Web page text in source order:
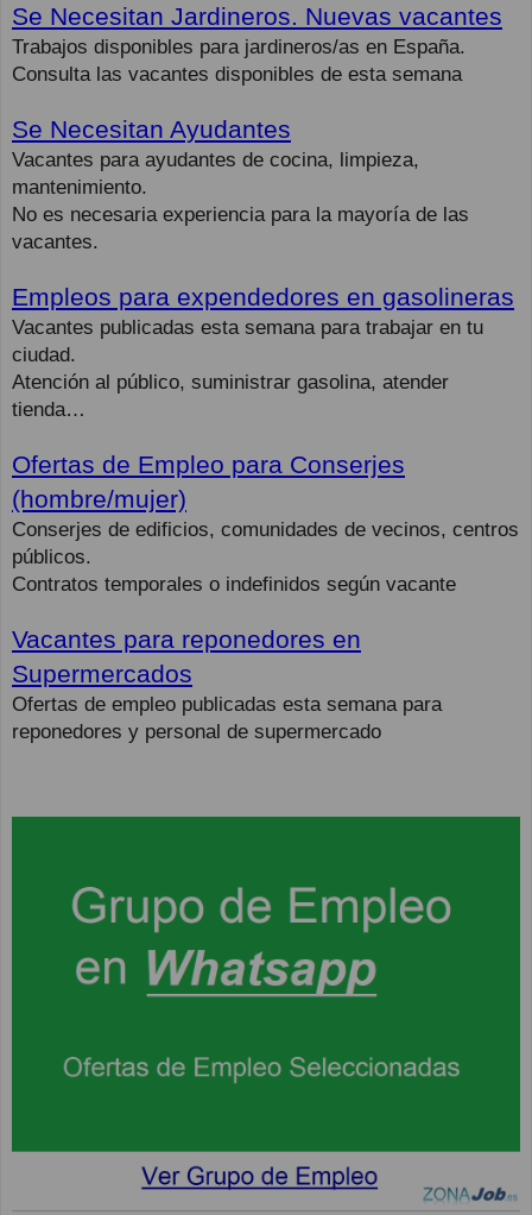
Se Necesitan Jardineros. Nuevas vacantes
Trabajos disponibles para jardineros/as en España.
Consulta las vacantes disponibles de esta semana
Se Necesitan Ayudantes
Vacantes para ayudantes de cocina, limpieza,
mantenimiento.
No es necesaria experiencia para la mayoría de las
vacantes.
Empleos para expendedores en gasolineras
Vacantes publicadas esta semana para trabajar en tu
ciudad.
Atención al público, suministrar gasolina, atender
tienda…
Ofertas de Empleo para Conserjes
(hombre/mujer)
Conserjes de edificios, comunidades de vecinos, centros
públicos.
Contratos temporales o indefinidos según vacante
Vacantes para reponedores en
Supermercados
Ofertas de empleo publicadas esta semana para
reponedores y personal de supermercado